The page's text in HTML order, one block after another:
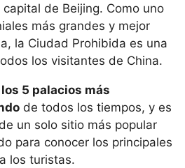
de Beijing. Como uno
más grandes y mejor
la Ciudad Prohibida es una
los visitantes de China.
5 palacios más
de todos los tiempos, y es
un solo sitio más popular
para conocer los principales
los turistas.